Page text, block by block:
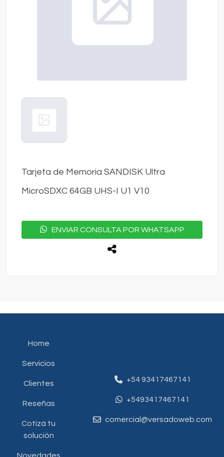
Tarjeta de Memoria SANDISK Ultra
MicroSDXC 64GB UHS-I U1 V10
ENVIAR CONSULTA POR WHATSAPP
Home
Servicios
Clientes
Reseñas
Cotizá tu
solución
+54 93417467141
+5493417467141
comercial@versadoweb.com